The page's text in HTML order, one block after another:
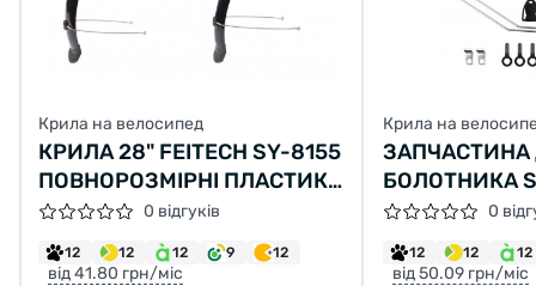
Крила на велосипед
КРИЛА 28" FEITECH SY-8155
ПОВНОРОЗМІРНІ ПЛАСТИК
370X370X55ММ ЧОРНИЙ
0 відгуків
12 12 12 9 12
від 41.80 грн/міс
Крила на
ЗАПЧАСТИНА
БОЛОТНИКА
WHEEL STAY
SUNTOUR
0
12 12 12
від 50.09 грн/міс